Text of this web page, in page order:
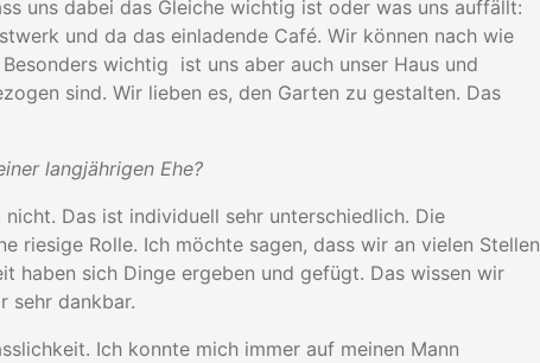
uns dabei das Gleiche wichtig ist oder was uns auffällt:
und da das einladende Café. Wir können nach wie
wichtig ist uns aber auch unser Haus und
sind. Wir lieben es, den Garten zu gestalten. Das
langjährigen Ehe?
Das ist individuell sehr unterschiedlich. Die
riesige Rolle. Ich möchte sagen, dass wir an vielen Stellen
haben sich Dinge ergeben und gefügt. Das wissen wir
sehr dankbar.
Ich konnte mich immer auf meinen Mann